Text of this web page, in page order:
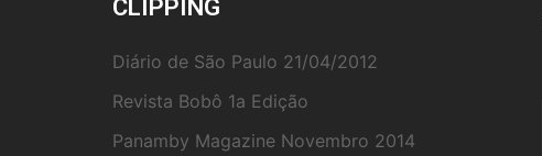
CLIPPING
Diário de São Paulo 21/04/2012
Revista Bobô 1a Edição
Panamby Magazine Novembro 2014